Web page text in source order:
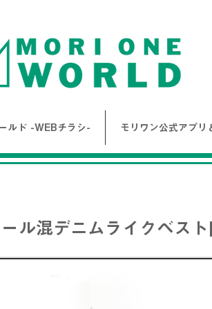
ルド -WEBチラシ- モリワン公式アプリ
ル混デニムライクベス